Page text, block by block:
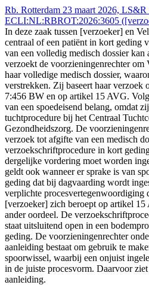
Rb. Rotterdam 23 maart 2026, LS&R
ECLI:NL:RBROT:2026:3605
In deze zaak tussen [verzoeker] en
centraal of een patiënt in kort geding
van een volledig medisch dossier
verzoekt de voorzieningenrechter
haar volledige medisch dossier,
verstrekken. Zij baseert haar verzoek
7:456 BW en op artikel 15 AVG.
van een spoedeisend belang, omdat
tuchtprocedure bij het Centraal
Gezondheidszorg. De
verzoek tot afgifte van een medisch
verzoekschriftprocedure in kort
dergelijke vordering moet worden
geldt ook wanneer er sprake is van
geding dat bij dagvaarding wordt
verplichte procesvertegenwoordiging
[verzoeker] zich beroept op artikel
ander oordeel. De
staat uitsluitend open in een
geding. De voorzieningenrechter
aanleiding bestaat om gebruik te
spoorwissel, waarbij een onjuist
in de juiste procesvorm. Daarvoor
aanleiding.